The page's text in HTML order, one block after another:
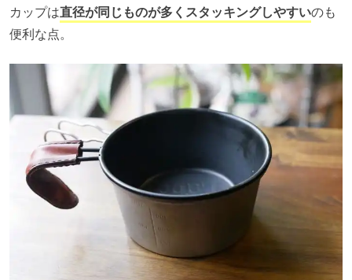
カップは直径が同じものが多くスタッキングしやすいのも
便利な点。